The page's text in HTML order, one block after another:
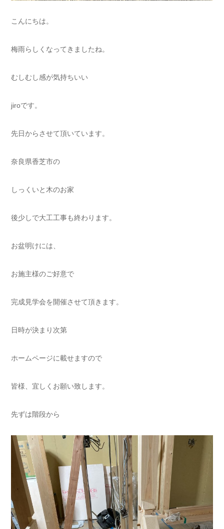
こんにちは。
梅雨らしくなってきましたね。
むしむし感が気持ちいい
jiroです。
先日からさせて頂いています。
奈良県香芝市の
しっくいと木のお家
後少しで大工工事も終わります。
お盆明けには、
お施主様のご好意で
完成見学会を開催させて頂きます。
日時が決まり次第
ホームページに載せますので
皆様、宜しくお願い致します。
先ずは階段から